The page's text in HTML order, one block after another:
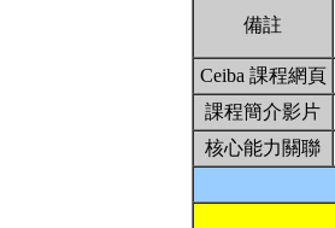
備註
Ceiba 課程網頁
課程簡介影片
核心能力關聯